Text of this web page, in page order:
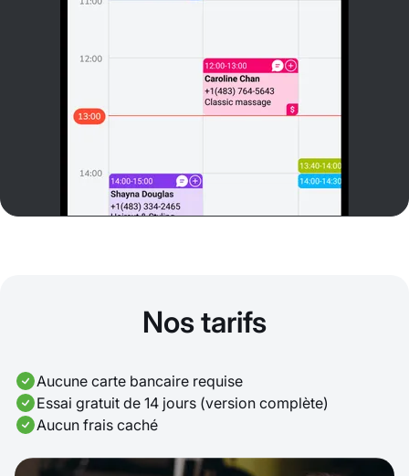
Nos tarifs
Aucune carte bancaire requise
Essai gratuit de 14 jours (version complète)
Aucun frais caché